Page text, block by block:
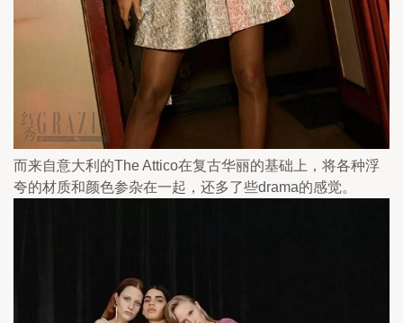
而来自意大利的The Attico在复古华丽的基础上，将各种浮
夸的材质和颜色参杂在一起，还多了些drama的感觉。